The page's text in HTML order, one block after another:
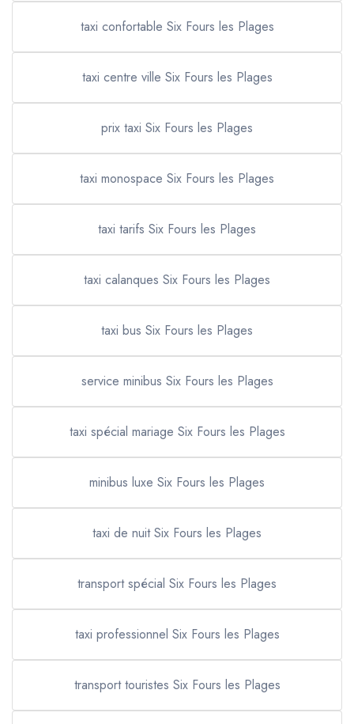
taxi confortable Six Fours les Plages
taxi centre ville Six Fours les Plages
prix taxi Six Fours les Plages
taxi monospace Six Fours les Plages
taxi tarifs Six Fours les Plages
taxi calanques Six Fours les Plages
taxi bus Six Fours les Plages
service minibus Six Fours les Plages
taxi spécial mariage Six Fours les Plages
minibus luxe Six Fours les Plages
taxi de nuit Six Fours les Plages
transport spécial Six Fours les Plages
taxi professionnel Six Fours les Plages
transport touristes Six Fours les Plages